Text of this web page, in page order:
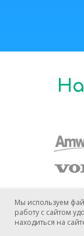
Мы используем
работу с сайтом
находиться на